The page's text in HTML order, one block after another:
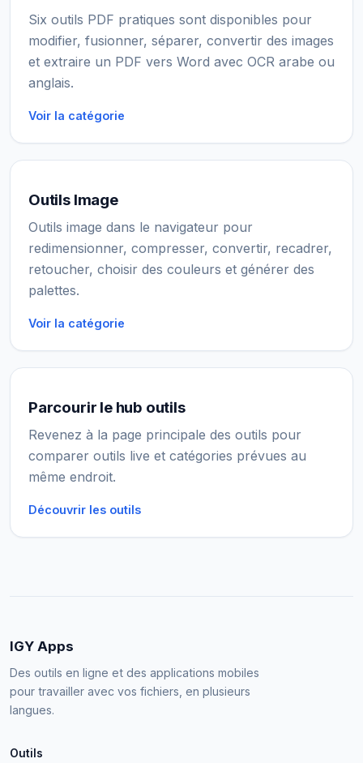
Six outils PDF pratiques sont disponibles pour
modifier, fusionner, séparer, convertir des images
et extraire un PDF vers Word avec OCR arabe ou
anglais.
Voir la catégorie
Outils Image
Outils image dans le navigateur pour
redimensionner, compresser, convertir, recadrer,
retoucher, choisir des couleurs et générer des
palettes.
Voir la catégorie
Parcourir le hub outils
Revenez à la page principale des outils pour
comparer outils live et catégories prévues au
même endroit.
Découvrir les outils
IGY Apps
Des outils en ligne et des applications mobiles
pour travailler avec vos fichiers, en plusieurs
langues.
Outils